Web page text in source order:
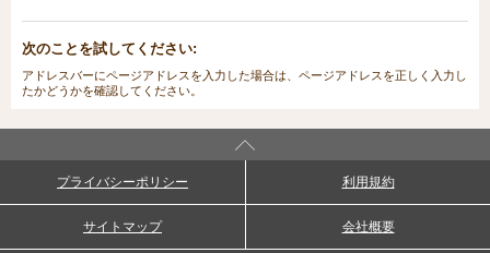
次のことを試してください:
アドレスバーにページアドレスを入力した場合は、ページアドレスを正しく入力し
たかどうかを確認してください。
プライバシーポリシー 利用規約
サイトマップ 会社概要